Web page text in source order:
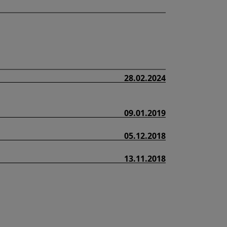
28.02.2024
09.01.2019
05.12.2018
13.11.2018